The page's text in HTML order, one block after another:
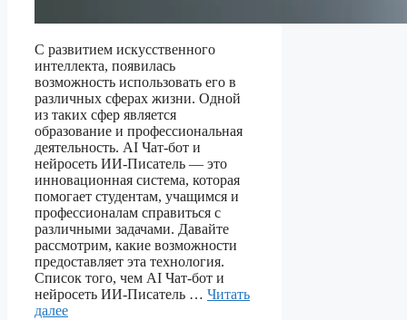
С развитием искусственного
интеллекта, появилась
возможность использовать его в
различных сферах жизни. Одной
из таких сфер является
образование и профессиональная
деятельность. AI Чат-бот и
нейросеть ИИ-Писатель — это
инновационная система, которая
помогает студентам, учащимся и
профессионалам справиться с
различными задачами. Давайте
рассмотрим, какие возможности
предоставляет эта технология.
Список того, чем AI Чат-бот и
нейросеть ИИ-Писатель … Читать
далее